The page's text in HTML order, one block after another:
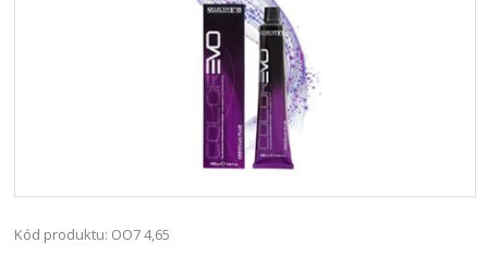
Kód produktu: OO7 4,65